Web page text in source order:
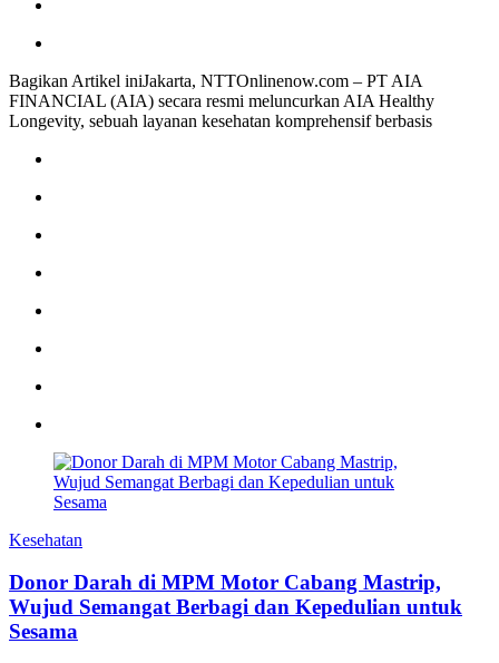
Bagikan Artikel iniJakarta, NTTOnlinenow.com – PT AIA
FINANCIAL (AIA) secara resmi meluncurkan AIA Healthy
Longevity, sebuah layanan kesehatan komprehensif berbasis
Kesehatan
Donor Darah di MPM Motor Cabang Mastrip,
Wujud Semangat Berbagi dan Kepedulian untuk
Sesama